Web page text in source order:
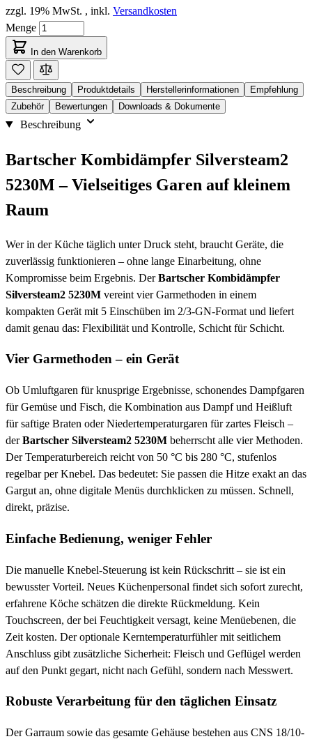
zzgl. 19% MwSt. , inkl. Versandkosten
Menge
In den Warenkorb
Beschreibung Produktdetails Herstellerinformationen
Empfehlung
Zubehör
Bewertungen Downloads & Dokumente
Beschreibung
Bartscher Kombidämpfer Silversteam2
5230M – Vielseitiges Garen auf kleinem
Raum
Wer in der Küche täglich unter Druck steht, braucht Geräte, die
zuverlässig funktionieren – ohne lange Einarbeitung, ohne
Kompromisse beim Ergebnis. DerBartscher Kombidämpfer
Silversteam2 5230M vereint vier Garmethoden in einem
kompakten Gerät mit 5 Einschüben im 2/3-GN-Format und liefert
damit genau das: Flexibilität und Kontrolle, Schicht für Schicht.
Vier Garmethoden – ein Gerät
Ob Umluftgaren für knusprige Ergebnisse, schonendes Dampfgaren
für Gemüse und Fisch, die Kombination aus Dampf und Heißluft
für saftige Braten oder Niedertemperaturgaren für zartes Fleisch –
derBartscher Silversteam2 5230M beherrscht alle vier Methoden.
Der Temperaturbereich reicht von 50 °C bis 280 °C, stufenlos
regelbar per Knebel. Das bedeutet: Sie passen die Hitze exakt an das
Gargut an, ohne digitale Menüs durchklicken zu müssen. Schnell,
direkt, präzise.
Einfache Bedienung, weniger Fehler
Die manuelle Knebel-Steuerung ist kein Rückschritt – sie ist ein
bewusster Vorteil. Neues Küchenpersonal findet sich sofort zurecht,
erfahrene Köche schätzen die direkte Rückmeldung. Kein
Touchscreen, der bei Feuchtigkeit versagt, keine Menüebenen, die
Zeit kosten. Der optionale Kerntemperaturfühler mit seitlichem
Anschluss gibt zusätzliche Sicherheit: Fleisch und Geflügel werden
auf den Punkt gegart, nicht nach Gefühl, sondern nach Messwert.
Robuste Verarbeitung für den täglichen Einsatz
Der Garraum sowie das gesamte Gehäuse bestehen aus CNS 18/10-